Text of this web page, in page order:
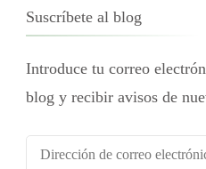
Suscríbete al blog
Introduce tu correo
blog y recibir avisos de